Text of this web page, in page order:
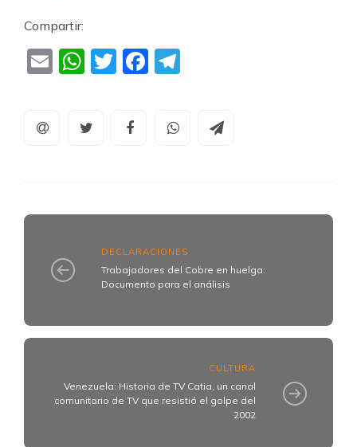
Compartir:
EmailWhatsApp
TwitterFacebook
DECLARACIONES
Trabajadores del Cobre en huelga:
Documento para el análisis
CULTURA
Venezuela: Historia de TV Catia, un canal
comunitario de TV que resistió el golpe del
2002